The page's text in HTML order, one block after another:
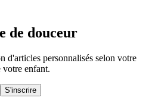
de douceur
d'articles personnalisés selon votre
votre enfant.
S'inscrire